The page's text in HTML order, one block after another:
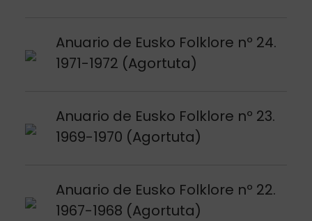
Anuario de Eusko Folklore nº 24.
1971-1972 (Agortuta)
Argitalpena ikusi
Anuario de Eusko Folklore nº 23.
1969-1970 (Agortuta)
Argitalpena ikusi
Anuario de Eusko Folklore nº 22.
1967-1968 (Agortuta)
Argitalpena ikusi